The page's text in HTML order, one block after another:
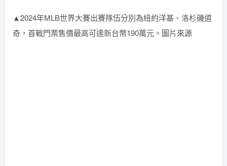
▲2024年MLB世界大賽出賽隊伍分別為紐約洋基、洛杉磯道
奇，首戰門票售價最高可達新台幣190萬元。 圖片來源